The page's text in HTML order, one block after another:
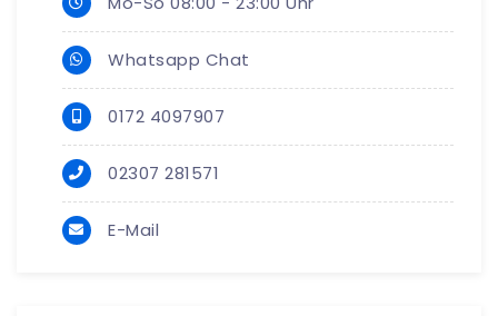
Whatsapp Chat
0172 4097907
02307 281571
E-Mail